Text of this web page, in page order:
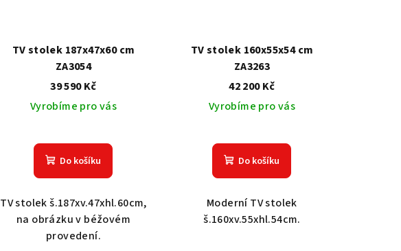
TV stolek 187x47x60 cm
ZA3054
39 590 Kč
Vyrobíme pro vás
Do košíku
TV stolek š.187xv.47xhl.60cm,
na obrázku v béžovém
provedení.
TV stolek 160x55x54 cm
ZA3263
42 200 Kč
Vyrobíme pro vás
Do košíku
Moderní TV stolek
š.160xv.55xhl.54cm.